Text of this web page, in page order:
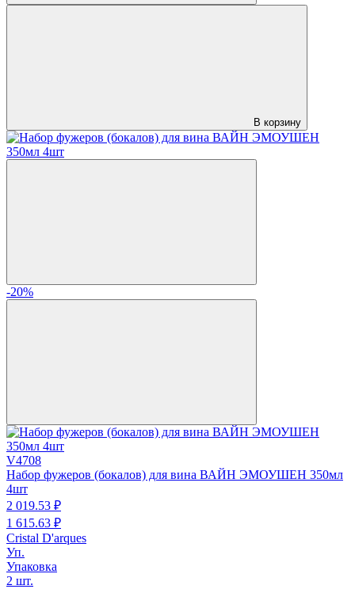
В корзину
-20%
V4708
Набор фужеров (бокалов) для вина ВАЙН ЭМОУШЕН 350мл
4шт
2 019.53 ₽
1 615.63 ₽
Cristal D'arques
Уп.
Упаковка
2 шт.